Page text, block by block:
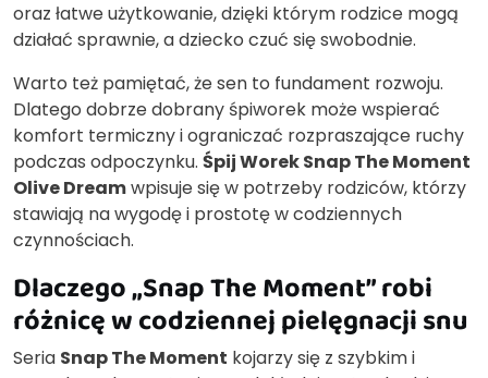
oraz łatwe użytkowanie, dzięki którym rodzice mogą
działać sprawnie, a dziecko czuć się swobodnie.
Warto też pamiętać, że sen to fundament rozwoju.
Dlatego dobrze dobrany śpiworek może wspierać
komfort termiczny i ograniczać rozpraszające ruchy
podczas odpoczynku. Śpij Worek Snap The Moment
Olive Dreamwpisuje się w potrzeby rodziców, którzy
stawiają na wygodę i prostotę w codziennych
czynnościach.
Dlaczego „Snap The Moment” robi
różnicę w codziennej pielęgnacji snu
Seria Snap The Moment kojarzy się z szybkim i